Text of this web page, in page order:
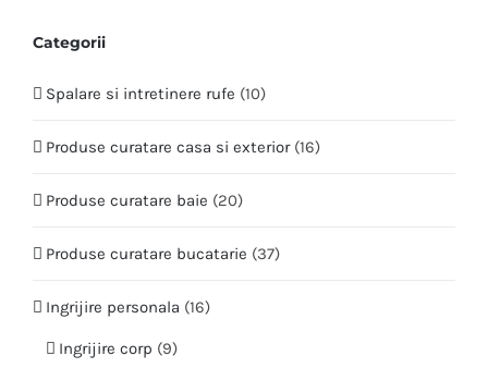
Categorii
Spalare si intretinere rufe (10)
Produse curatare casa si exterior (16)
Produse curatare baie (20)
Produse curatare bucatarie (37)
Ingrijire personala (16)
Ingrijire corp (9)